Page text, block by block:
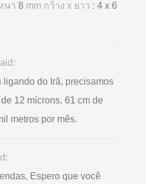
นา 8 mm กว้าง x ยาว : 4 x 6
ligando do Irã, precisamos
12 mícrons, 61 cm de
metros por mês.
Espero que você